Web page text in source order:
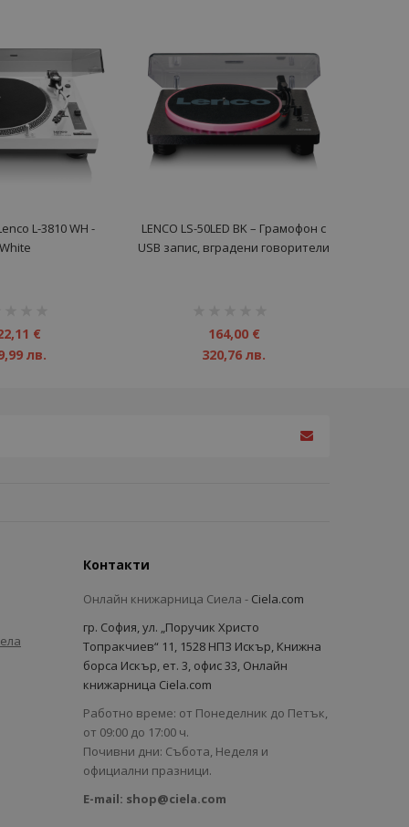
L-3810 WH -
€
лв.
LENCO LS-50LED BK – Грамофон с
USB запис, вградени говорители
164,00 €
320,76 лв.
Контакти
Онлайн книжарница Сиела - Ciela.com
гр. София, ул. „Поручик Христо
Топракчиев“ 11, 1528 НПЗ Искър, Книжна
борса Искър, ет. 3, офис 33, Онлайн
книжарница Ciela.com
Работно време: от Понеделник до Петък,
от 09:00 до 17:00 ч.
Почивни дни: Събота, Неделя и
официални празници.
E-mail: shop@ciela.com